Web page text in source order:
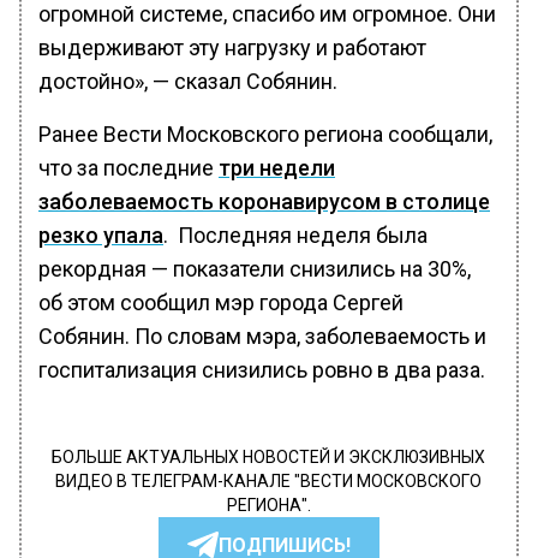
огромной системе, спасибо им огромное. Они
выдерживают эту нагрузку и работают
достойно», — сказал Собянин.
Ранее Вести Московского региона сообщали,
что за последние три недели
заболеваемость коронавирусом в столице
резко упала. Последняя неделя была
рекордная — показатели снизились на 30%,
об этом сообщил мэр города Сергей
Собянин. По словам мэра, заболеваемость и
госпитализация снизились ровно в два раза.
БОЛЬШЕ АКТУАЛЬНЫХ НОВОСТЕЙ И ЭКСКЛЮЗИВНЫХ
ВИДЕО В ТЕЛЕГРАМ-КАНАЛЕ "ВЕСТИ МОСКОВСКОГО
РЕГИОНА".
ПОДПИШИСЬ!